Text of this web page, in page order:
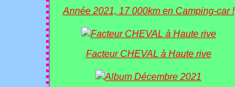
Année 2021, 17 000km en Camping-car !
Facteur CHEVAL à Haute rive